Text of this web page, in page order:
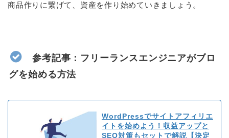
商品作りに繋げて、資産を作り始めていきましょう。
参考記事：フリーランスエンジニアがブロ
グを始める方法
WordPressでサイトアフィリエ
イトを始めよう！収益アップと
SEO対策もセットで解説【決定